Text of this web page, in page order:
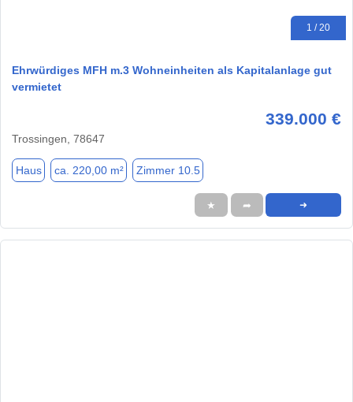
1 / 20
Ehrwürdiges MFH m.3 Wohneinheiten als Kapitalanlage gut
vermietet
339.000 €
Trossingen, 78647
Haus ca. 220,00 m² Zimmer 10.5
★ ➦ ➜